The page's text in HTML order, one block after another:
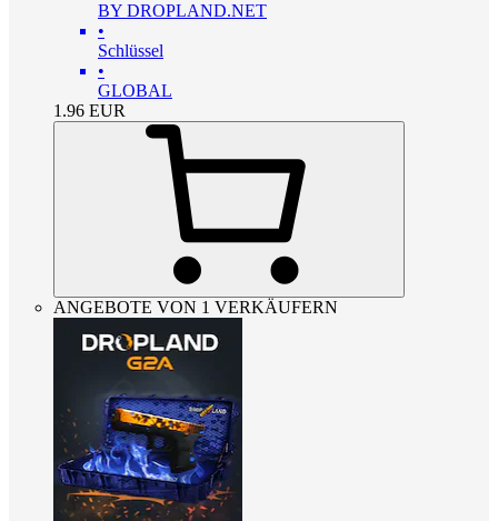
BY DROPLAND.NET
•
Schlüssel
•
GLOBAL
1.96 EUR
ANGEBOTE VON 1 VERKÄUFERN